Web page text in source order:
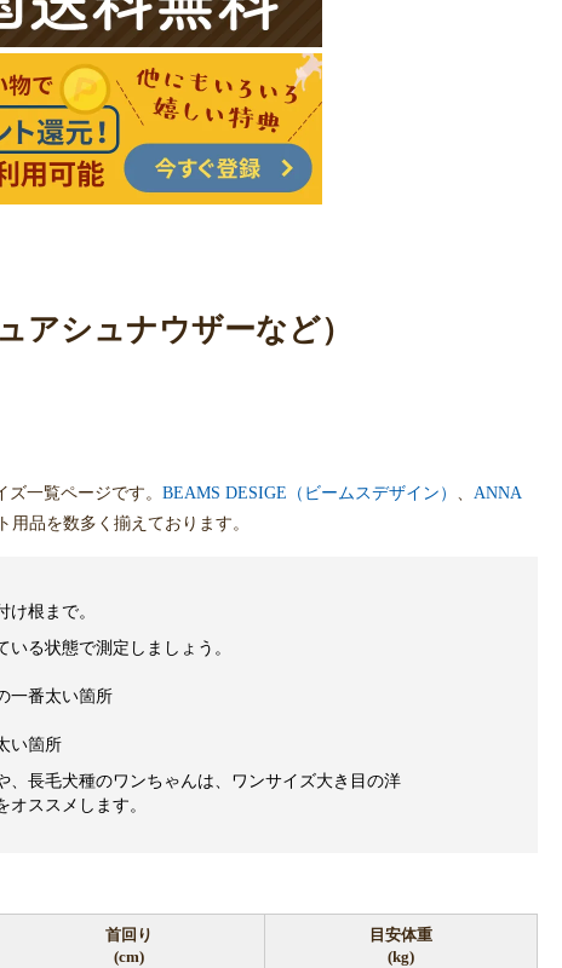
アシュナウザーなど）
一覧ページです。 BEAMS DESIGE（ビームスデザイン） 、 ANNA
品を数多く揃えております。
根まで。
る状態で測定しましょう。
一番太い箇所
い箇所
長毛犬種のワンちゃんは、ワンサイズ大き目の洋
ススメします。
首回り
(cm)
目安体重
(kg)